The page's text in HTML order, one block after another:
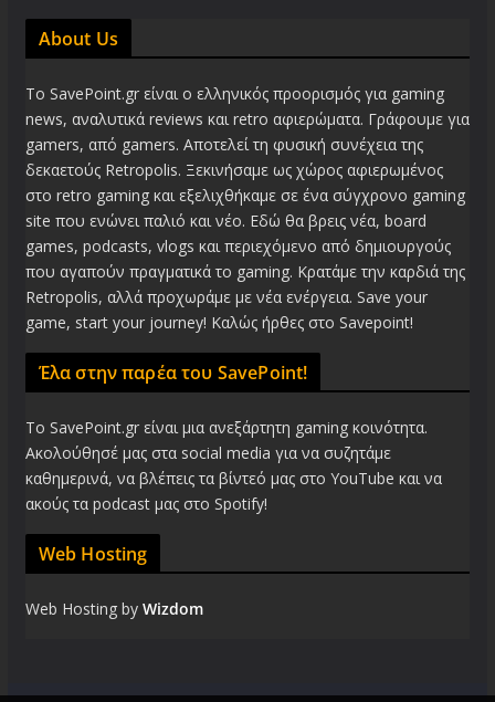
About Us
Το SavePoint.gr είναι ο ελληνικός προορισμός για gaming
news, αναλυτικά reviews και retro αφιερώματα. Γράφουμε για
gamers, από gamers. Αποτελεί τη φυσική συνέχεια της
δεκαετούς Retropolis. Ξεκινήσαμε ως χώρος αφιερωμένος
στο retro gaming και εξελιχθήκαμε σε ένα σύγχρονο gaming
site που ενώνει παλιό και νέο. Εδώ θα βρεις νέα, board
games, podcasts, vlogs και περιεχόμενο από δημιουργούς
που αγαπούν πραγματικά το gaming. Κρατάμε την καρδιά της
Retropolis, αλλά προχωράμε με νέα ενέργεια. Save your
game, start your journey! Καλώς ήρθες στο Savepoint!
Έλα στην παρέα του SavePoint!
Το SavePoint.gr είναι μια ανεξάρτητη gaming κοινότητα.
Ακολούθησέ μας στα social media για να συζητάμε
καθημερινά, να βλέπεις τα βίντεό μας στο YouTube και να
ακούς τα podcast μας στο Spotify!
Web Hosting
Web Hosting by Wizdom